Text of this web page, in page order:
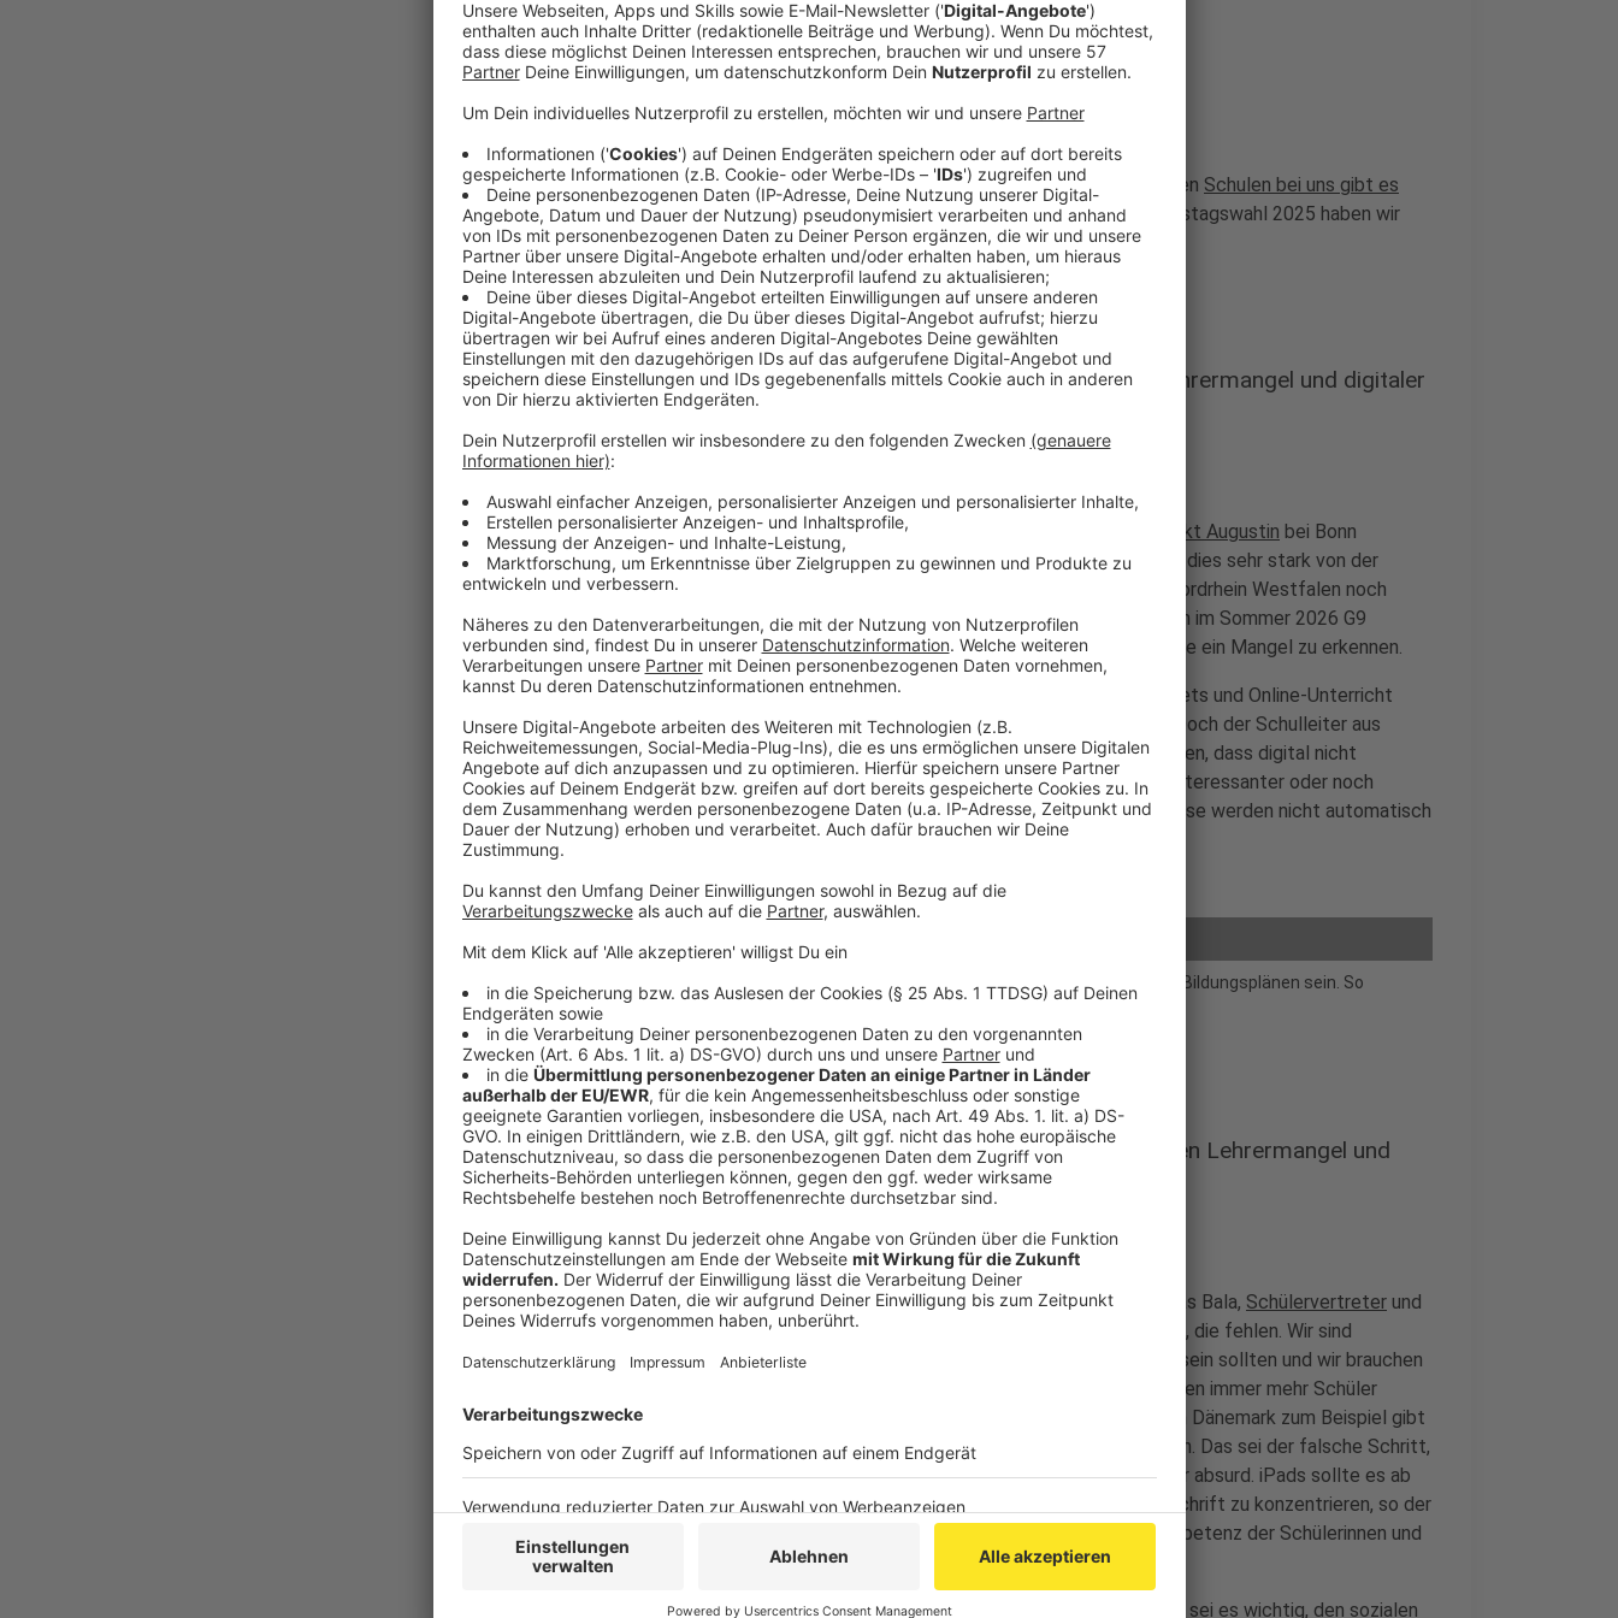
Veröffentlicht:Dienstag, 04.02.2025 13:15
Fachkräftemangel, marode Infrastruktur, fehlende Tablets - an den Schulen bei uns gibt es
einige Probleme, aber auch vieles, was gut läuft. Jetzt zur Bundestagswahl 2025 haben wir
nachgefragt: Wie ist der Stand an den Schulen bei uns?
Anzeige
Das sagt Schulleiter Michael Arndt zu den Themen Lehrermangel und digitaler
Unterricht
Anzeige
Wir haben mit Michael Arndt, Schulleiter eines Gymnasiums in Sankt Augustin bei Bonn
gesprochen. Zum Thema Fachkräftemangel merkt Arndt an, dass dies sehr stark von der
Schulform abhänge. "Der Lehrermangel ist an den Gymnasien in Nordrhein Westfalen noch
nicht ganz so stark vorhanden und sichtbar. Das wird es erst, wenn im Sommer 2026 G9
vollständig da sein wird", so Arndt. Eher sei an Grundschulen gerade ein Mangel zu erkennen.
Unterrichtsausfälle seien manchmal unvermeidbar. Doch mit Tablets und Online-Unterricht
könnte fehlenden Stunden in Klassen entgegengewirkt werden. Doch der Schulleiter aus
Sankt Augustin merkt an: "So ein bisschen ist mir zu kurz gekommen, dass digital nicht
automatisch besser heißt. Unterricht ist digital geschützt, kann interessanter oder noch
schülernäher dargestellt werden. Aber Lernen und Wissensprozesse werden nicht automatisch
besser, weil sie digital gemacht werden."
Anzeige
Digitaler Unterricht wird auch in Zukunft ein immens wichtiger Teil in Bildungsplänen sein. So
zumindest die Hoffnung von Schülervertretern in NRW.
Anzeige
Das sagt der Schülervertreter Elias Bala zu den Themen Lehrermangel und
digitaler Unterricht
Lehrermangel und Unterrichtsausfälle ist auch im Umkreis von Elias Bala, Schülervertreter und
Gymnasiast aus Bonn, ein Thema: "Es sind etwas 6.000 Lehrkräfte, die fehlen. Wir sind
betroffen. Viele Schulstunden fallen aus. Es ist nicht das, wo wir sein sollten und wir brauchen
mehr Lehrerinnen und Lehrer." Seit der Corona-Pandemie bekommen immer mehr Schüler
Tablets gestellt. Das führt zu vielen Vor- aber auch Nachteilen. In Dänemark zum Beispiel gibt
es wieder nur Bücher und Stifte, um das Handschreiben zu stärken. Das sei der falsche Schritt,
so Elias. "Wir sollten nicht komplett zurückgehen, das halte ich für absurd. iPads sollte es ab
der 7. Klasse geben." Davor wäre es sinnvoller, sich auf die Handschrift zu konzentrieren, so der
Schülervertreter. Wichtig sei ihm aber dabei, dass die Medienkompetenz der Schülerinnen und
Schüler weiter gestärkt wird.
Damit Bildung ein wichtiger Aspekt in der kommenden Zeit bleibt, sei es wichtig, den sozialen